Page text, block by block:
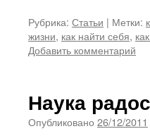
Рубрика: Статьи | Метки:
жизни, как найти себя,
Добавить комментарий
Наука
Опубликовано 26/12/2011